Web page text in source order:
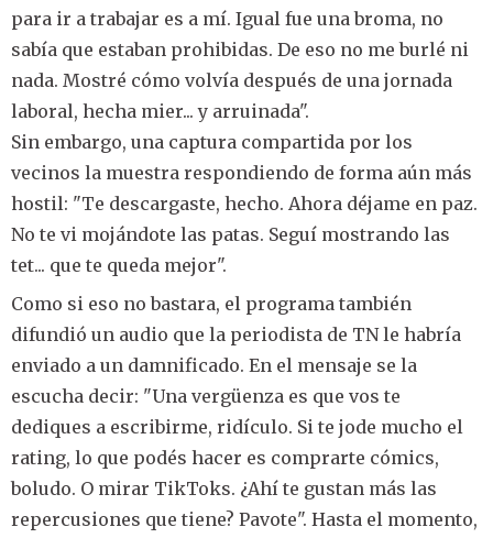
para ir a trabajar es a mí. Igual fue una broma, no
sabía que estaban prohibidas. De eso no me burlé ni
nada. Mostré cómo volvía después de una jornada
laboral, hecha mier... y arruinada".
Sin embargo, una captura compartida por los
vecinos la muestra respondiendo de forma aún más
hostil: "Te descargaste, hecho. Ahora déjame en paz.
No te vi mojándote las patas. Seguí mostrando las
tet... que te queda mejor".
Como si eso no bastara, el programa también
difundió un audio que la periodista de TN le habría
enviado a un damnificado. En el mensaje se la
escucha decir: "Una vergüenza es que vos te
dediques a escribirme, ridículo. Si te jode mucho el
rating, lo que podés hacer es comprarte cómics,
boludo. O mirar TikToks. ¿Ahí te gustan más las
repercusiones que tiene? Pavote". Hasta el momento,